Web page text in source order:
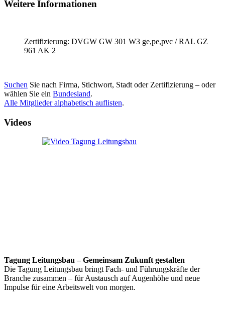
Weitere Informationen
Zertifizierung: DVGW GW 301 W3 ge,pe,pvc / RAL GZ
961 AK 2
Suchen Sie nach Firma, Stichwort, Stadt oder Zertifizierung – oder
wählen Sie ein Bundesland.
Alle Mitglieder alphabetisch auflisten.
Videos
Tagung Leitungsbau – Gemeinsam Zukunft gestalten
Die Tagung Leitungsbau bringt Fach- und Führungskräfte der
Branche zusammen – für Austausch auf Augenhöhe und neue
Impulse für eine Arbeitswelt von morgen.